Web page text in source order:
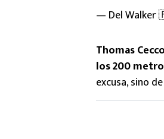
— Del Walker
Thomas
los 200
excusa, sino